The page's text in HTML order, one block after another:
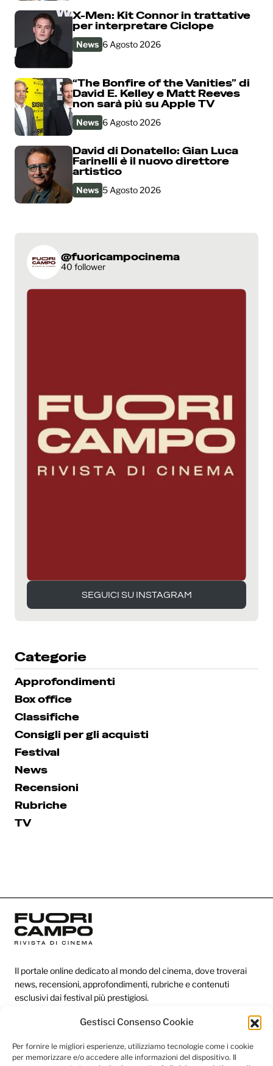
Gestisci Consenso Cookie
Per fornire le migliori esperienze, utilizziamo tecnologie come i cookie
per memorizzare e/o accedere alle informazioni del dispositivo. Il
X-Men: Kit Connor in trattative
per interpretare Ciclope
News 6 Agosto 2026
“The Bonfire of the Vanities” di
David E. Kelley e Matt Reeves
non sarà più su Apple TV
News 6 Agosto 2026
David di Donatello: Gian Luca
Farinelli è il nuovo direttore
artistico
News 5 Agosto 2026
@fuoricampocinema
40 follower
SEGUICI SU INSTAGRAM
SEGUICI SU INSTAGRAM
Categorie
Approfondimenti
Box office
Classifiche
Consigli per gli acquisti
Festival
News
Recensioni
Rubriche
TV
Il portale online dedicato al mondo del cinema, dove troverai
news, recensioni, approfondimenti, rubriche e contenuti
esclusivi dai festival più prestigiosi.
Redazione